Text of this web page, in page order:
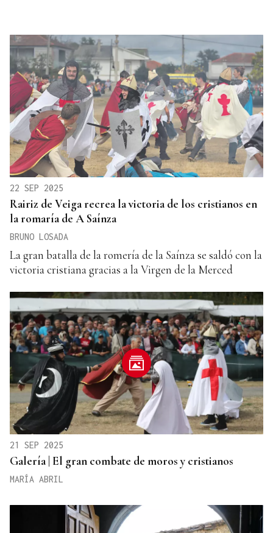
22 SEP 2025
Rairiz de Veiga recrea la victoria de los cristianos en
la romaría de A Saínza
BRUNO LOSADA
La gran batalla de la romería de la Saínza se saldó con la
victoria cristiana gracias a la Virgen de la Merced
21 SEP 2025
Galería | El gran combate de moros y cristianos
MARÍA ABRIL